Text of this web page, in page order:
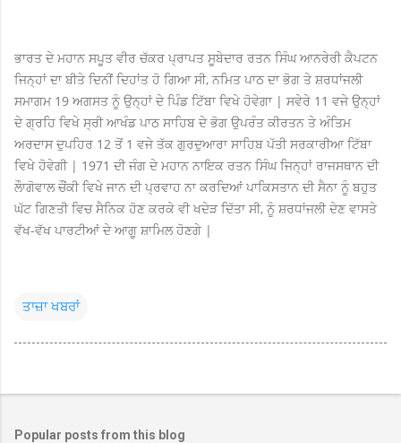
ਭਾਰਤ ਦੇ ਮਹਾਨ ਸਪੂਤ ਵੀਰ ਚੱਕਰ ਪ੍ਰਾਪਤ ਸੂਬੇਦਾਰ ਰਤਨ ਸਿੰਘ ਆਨਰੇਰੀ ਕੈਪਟਨ
ਜਿਨ੍ਹਾਂ ਦਾ ਬੀਤੇ ਦਿਨੀਂ ਦਿਹਾਂਤ ਹੋ ਗਿਆ ਸੀ, ਨਮਿਤ ਪਾਠ ਦਾ ਭੋਗ ਤੇ ਸ਼ਰਧਾਂਜਲੀ
ਸਮਾਗਮ 19 ਅਗਸਤ ਨੂੰ ਉਨ੍ਹਾਂ ਦੇ ਪਿੰਡ ਟਿੱਬਾ ਵਿਖੇ ਹੋਵੇਗਾ | ਸਵੇਰੇ 11 ਵਜੇ ਉਨ੍ਹਾਂ
ਦੇ ਗ੍ਰਹਿ ਵਿਖੇ ਸ੍ਰੀ ਆਖੰਡ ਪਾਠ ਸਾਹਿਬ ਦੇ ਭੋਗ ਉਪਰੰਤ ਕੀਰਤਨ ਤੇ ਅੰਤਿਮ
ਅਰਦਾਸ ਦੁਪਹਿਰ 12 ਤੋਂ 1 ਵਜੇ ਤੱਕ ਗੁਰਦੁਆਰਾ ਸਾਹਿਬ ਪੱਤੀ ਸਰਕਾਰੀਆ ਟਿੱਬਾ
ਵਿਖੇ ਹੋਵੇਗੀ | 1971 ਦੀ ਜੰਗ ਦੇ ਮਹਾਨ ਨਾਇਕ ਰਤਨ ਸਿੰਘ ਜਿਨ੍ਹਾਂ ਰਾਜਸਥਾਨ ਦੀ
ਲੌਾਗੋਵਾਲ ਚੌਂਕੀ ਵਿਖੇ ਜਾਨ ਦੀ ਪ੍ਰਵਾਹ ਨਾ ਕਰਦਿਆਂ ਪਾਕਿਸਤਾਨ ਦੀ ਸੈਨਾ ਨੂੰ ਬਹੁਤ
ਘੱਟ ਗਿਣਤੀ ਵਿਚ ਸੈਨਿਕ ਹੋਣ ਕਰਕੇ ਵੀ ਖਦੇੜ ਦਿੱਤਾ ਸੀ, ਨੂੰ ਸ਼ਰਧਾਂਜਲੀ ਦੇਣ ਵਾਸਤੇ
ਵੱਖ-ਵੱਖ ਪਾਰਟੀਆਂ ਦੇ ਆਗੂ ਸ਼ਾਮਿਲ ਹੋਣਗੇ |
ਤਾਜ਼ਾ ਖਬਰਾਂ
Popular posts from this blog